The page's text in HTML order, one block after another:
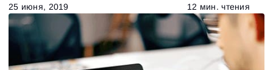
25 июня, 2019 12 мин. чтения